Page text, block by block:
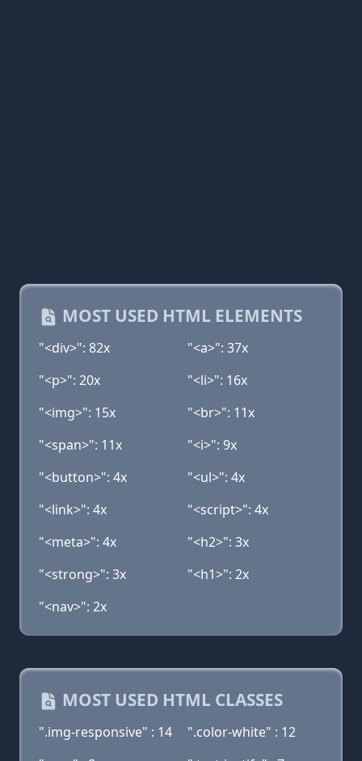
MOST USED HTML ELEMENTS
"<div>": 82x
"<a>": 37x
"<p>": 20x
"<li>": 16x
"<img>": 15x
"<br>": 11x
"<span>": 11x
"<i>": 9x
"<button>": 4x
"<ul>": 4x
"<link>": 4x
"<script>": 4x
"<meta>": 4x
"<h2>": 3x
"<strong>": 3x
"<h1>": 2x
"<nav>": 2x
MOST USED HTML CLASSES
".img-responsive" : 14
".color-white" : 12